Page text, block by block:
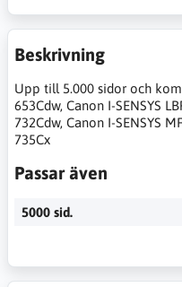
Beskrivning
Upp till 5.000 sidor och
653Cdw, Canon I-SENSYS
732Cdw, Canon I-SENSYS
735Cx
Passar även
5000 sid.